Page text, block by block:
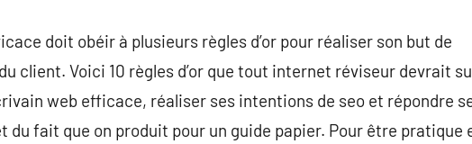
doit obéir à plusieurs règles d’or pour réaliser son but de
client. Voici 10 règles d’or que tout internet réviseur devrait
web efficace, réaliser ses intentions de seo et répondre
du fait que on produit pour un guide papier. Pour être pratique